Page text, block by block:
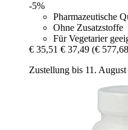
-5%
Pharmazeutische
Ohne Zusatzstoffe
Für Vegetarier
€ 35,51 € 37,49 (€
Zustellung bis 11. August